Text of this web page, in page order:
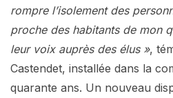
rompre l’isolement des
proche des habitants de mon
leur voix auprès des élus »,
Castendet, installée dans la
quarante ans. Un nouveau